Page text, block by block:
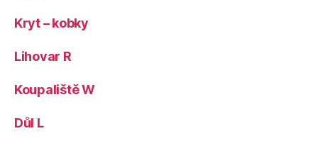
Kryt – kobky
Lihovar R
Koupaliště W
Důl L